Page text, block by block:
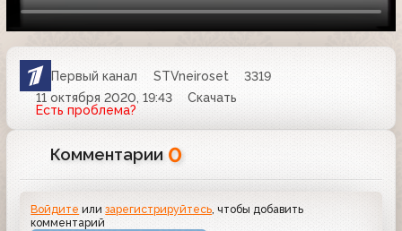
Первый канал STVneiroset
3319
11 октября 2020, 19:43
Скачать
Есть проблема?
Комментарии 0
Войдите илизарегистрируйтесь, чтобы добавить
комментарий